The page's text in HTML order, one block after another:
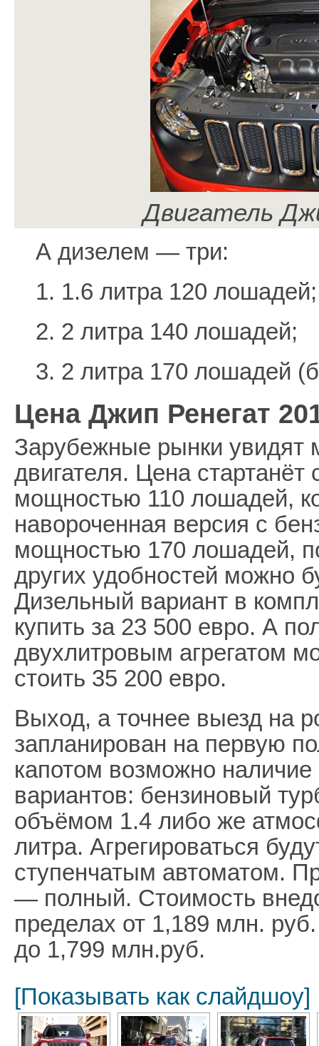
Двигатель
А дизелем — три:
1. 1.6 литра 120 лошадей;
2. 2 литра 140 лошадей;
3. 2 литра 170 лошадей
Цена Джип Ренегат
Зарубежные рынки увидят
двигателя. Цена
мощностью 110 лошадей,
навороченная версия с
мощностью 170 лошадей,
других удобностей можно
Дизельный вариант в
купить за 23 500 евро. А
двухлитровым агрегатом
стоить 35 200 евро.
Выход, а точнее выезд на
запланирован на первую
капотом возможно
вариантов: бензиновый
объёмом 1.4 либо же
литра. Агрегироваться
ступенчатым автоматом.
— полный. Стоимость
пределах от 1,189 млн.
до 1,799 млн.руб.
[Показывать как слайдшоу]